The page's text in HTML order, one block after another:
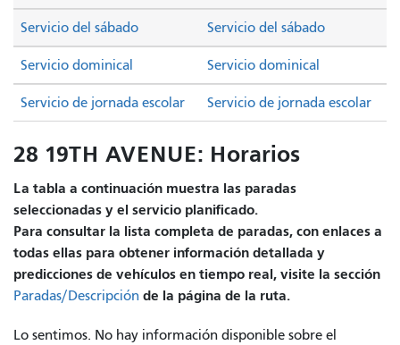
Servicio del sábado Servicio del sábado
Servicio dominical Servicio dominical
Servicio de jornada escolar Servicio de jornada escolar
28 19TH AVENUE: Horarios
La tabla a continuación muestra las paradas
seleccionadas y el servicio planificado.
Para consultar la lista completa de paradas, con enlaces a
todas ellas para obtener información detallada y
predicciones de vehículos en tiempo real, visite la sección
Paradas/Descripción de la página de la ruta.
Lo sentimos. No hay información disponible sobre el